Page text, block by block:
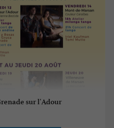
sur l'Adour